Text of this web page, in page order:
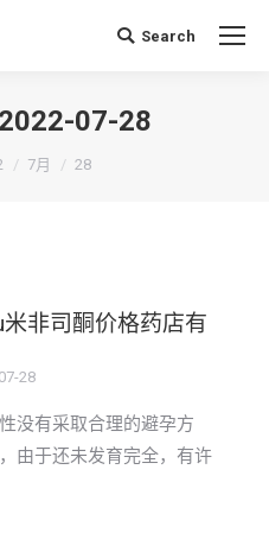
搜 Search
2022-07-28
7月 28
非司酮价格药店有
28
没有采取合理的避孕方
由于还未发育完全，有许